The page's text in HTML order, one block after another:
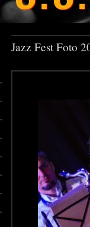
Jazz Fest Foto